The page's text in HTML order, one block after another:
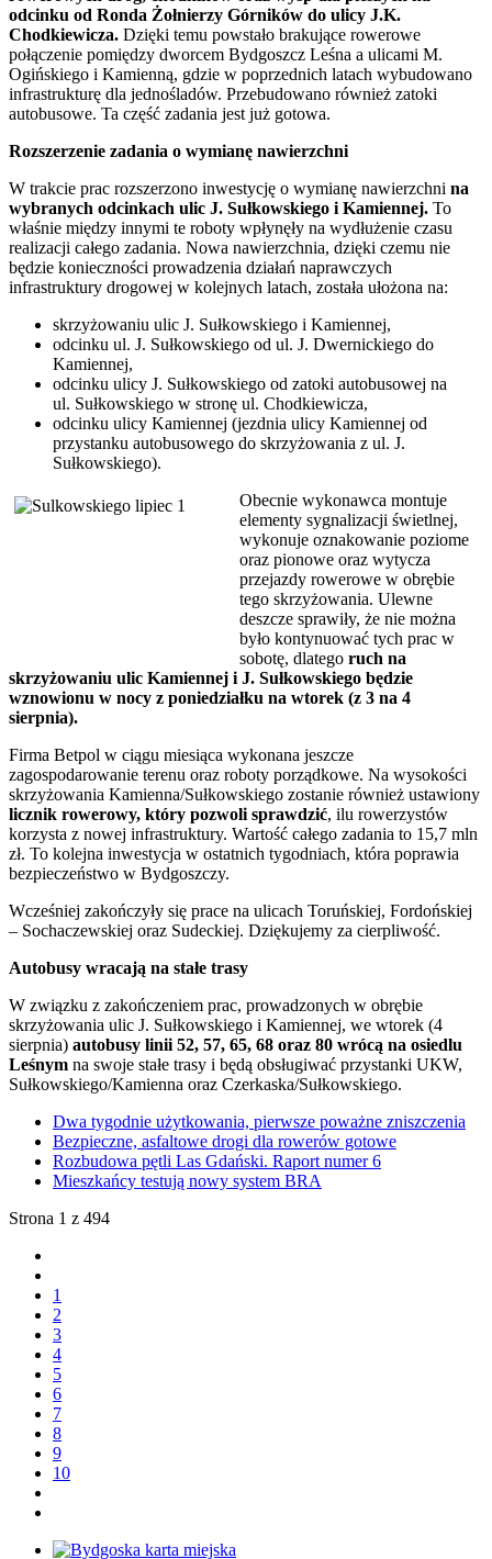
odcinku od Ronda Żołnierzy Górników do ulicy J.K.
Chodkiewicza. Dzięki temu powstało brakujące rowerowe
połączenie pomiędzy dworcem Bydgoszcz Leśna a ulicami M.
Ogińskiego i Kamienną, gdzie w poprzednich latach wybudowano
infrastrukturę dla jednośladów. Przebudowano również zatoki
autobusowe. Ta część zadania jest już gotowa.
Rozszerzenie zadania o wymianę nawierzchni
W trakcie prac rozszerzono inwestycję o wymianę nawierzchni na
wybranych odcinkach ulic J. Sułkowskiego i Kamiennej. To
właśnie między innymi te roboty wpłynęły na wydłużenie czasu
realizacji całego zadania. Nowa nawierzchnia, dzięki czemu nie
będzie konieczności prowadzenia działań naprawczych
infrastruktury drogowej w kolejnych latach, została ułożona na:
skrzyżowaniu ulic J. Sułkowskiego i Kamiennej,
odcinku ul. J. Sułkowskiego od ul. J. Dwernickiego do
Kamiennej,
odcinku ulicy J. Sułkowskiego od zatoki autobusowej na
ul. Sułkowskiego w stronę ul. Chodkiewicza,
odcinku ulicy Kamiennej (jezdnia ulicy Kamiennej od
przystanku autobusowego do skrzyżowania z ul. J.
Sułkowskiego).
Obecnie wykonawca montuje
elementy sygnalizacji świetlnej,
wykonuje oznakowanie poziome
oraz pionowe oraz wytycza
przejazdy rowerowe w obrębie
tego skrzyżowania. Ulewne
deszcze sprawiły, że nie można
było kontynuować tych prac w
sobotę, dlatego ruch na
skrzyżowaniu ulic Kamiennej i J. Sułkowskiego będzie
wznowionu w nocy z poniedziałku na wtorek (z 3 na 4
sierpnia).
Firma Betpol w ciągu miesiąca wykonana jeszcze
zagospodarowanie terenu oraz roboty porządkowe. Na wysokości
skrzyżowania Kamienna/Sułkowskiego zostanie również ustawiony
licznik rowerowy, który pozwoli sprawdzić, ilu rowerzystów
korzysta z nowej infrastruktury. Wartość całego zadania to 15,7 mln
zł. To kolejna inwestycja w ostatnich tygodniach, która poprawia
bezpieczeństwo w Bydgoszczy.
Wcześniej zakończyły się prace na ulicach Toruńskiej, Fordońskiej
– Sochaczewskiej oraz Sudeckiej. Dziękujemy za cierpliwość.
Autobusy wracają na stałe trasy
W związku z zakończeniem prac, prowadzonych w obrębie
skrzyżowania ulic J. Sułkowskiego i Kamiennej, we wtorek (4
sierpnia) autobusy linii 52, 57, 65, 68 oraz 80 wrócą na osiedlu
Leśnym na swoje stałe trasy i będą obsługiwać przystanki UKW,
Sułkowskiego/Kamienna oraz Czerkaska/Sułkowskiego.
Dwa tygodnie użytkowania, pierwsze poważne zniszczenia
Bezpieczne, asfaltowe drogi dla rowerów gotowe
Rozbudowa pętli Las Gdański. Raport numer 6
Mieszkańcy testują nowy system BRA
Strona 1 z 494
1
2
3
4
5
6
7
8
9
10